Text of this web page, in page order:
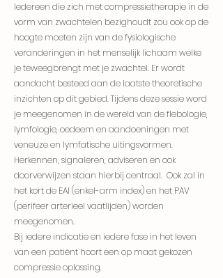
Iedereen die zich met compressietherapie in de
vorm van zwachtelen bezighoudt zou ook op de
hoogte moeten zijn van de fysiologische
veranderingen in het menselijk lichaam welke
je teweegbrengt met je zwachtel. Er wordt
aandacht besteed aan de laatste theoretische
inzichten op dit gebied. Tijdens deze sessie word
je meegenomen in de wereld van de flebologie,
lymfologie, oedeem en aandoeningen met
veneuze en lymfatische uitingsvormen.
Herkennen, signaleren, adviseren en ook
doorverwijzen staan hierbij centraal. Ook zal in
het kort de EAI (enkel-arm index) en het PAV
(perifeer arterieel vaatlijden) worden
meegenomen.
Bij iedere indicatie en iedere fase in het leven
van een patiënt hoort een op maat gekozen
compressie oplossing.